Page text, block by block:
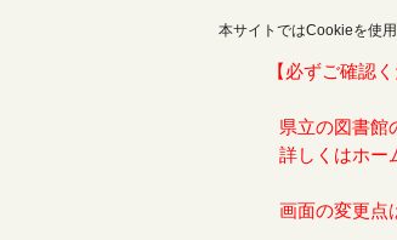
本サイトではCookieを使
【必ずご確認
県立の図書館
詳しくはホー
画面の変更点